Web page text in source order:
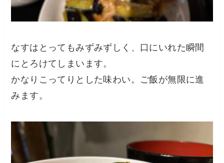
なすはとってもみずみずしく、口にいれた瞬間
にとろけてしまいます。
かなりこってりとした味わい。ご飯が無限に進
みます。